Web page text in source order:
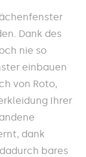
Dank des
nie so
einbauen
von Roto,
Ihrer
dank
bares